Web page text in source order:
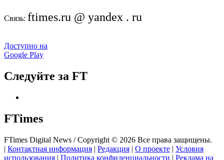
Связь: ftimes.ru @ yandex . ru
Доступно на
Google Play
Следуйте за FT
FTimes
FTimes Digital News / Copyright © 2026 Все права защищены.
| Контактная информация | Редакция | О проекте | Условия
использования | Политика конфиденциальности | Реклама на